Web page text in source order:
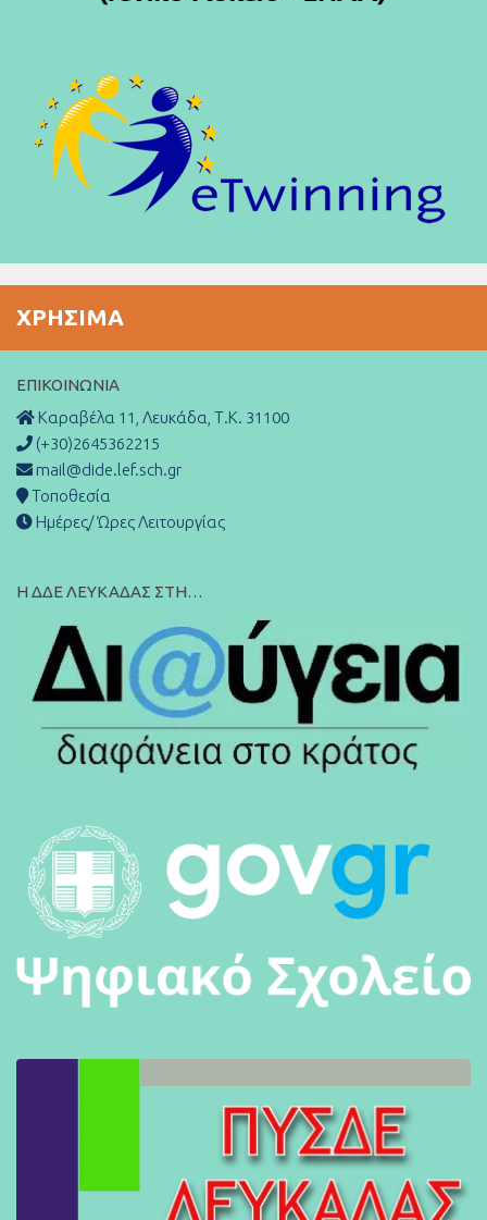
ΧΡΉΣΙΜΑ
ΕΠΙΚΟΙΝΩΝΊΑ
Καραβέλα 11, Λευκάδα, Τ.Κ. 31100
(+30)2645362215
mail@dide.lef.sch.gr
Τοποθεσία
Ημέρες/ Ώρες Λειτουργίας
Η ΔΔΕ ΛΕΥΚΑΔΑΣ ΣΤΗ…